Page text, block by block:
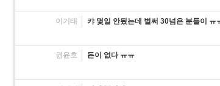
이기태 캬 몇일 안됬는데 벌써 30넘은 분들이 ㅠ
권윤호 돈이 없다 ㅠㅠ